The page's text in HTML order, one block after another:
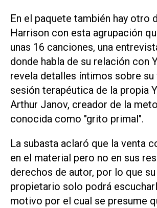
En el paquete también hay otro
Harrison con esta agrupación
unas 16 canciones, una
donde habla de su relación con
revela detalles íntimos sobre su
sesión terapéutica de la propia
Arthur Janov, creador de la
conocida como "grito primal".
La subasta aclaró que la venta
en el material pero no en sus
derechos de autor, por lo que
propietario solo podrá
motivo por el cual se presume